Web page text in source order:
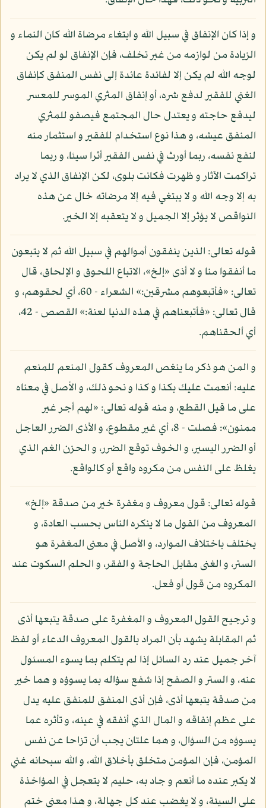
و إذا كان الإنفاق في سبيل الله و ابتغاء مرضاة الله كان النماء و
الزيادة من لوازمه من غير تخلف، فإن الإنفاق لو لم يكن
لوجه الله لم يكن إلا لفائدة عائدة إلى نفس المنفق كإنفاق
الغني للفقير لدفع شره، أو إنفاق المثري الموسر للمعسر
ليدفع حاجته و يعتدل حال المجتمع فيصفو للمثري
المنفق عيشه، و هذا نوع استخدام للفقير و استثمار منه
لنفع نفسه، ربما أورث في نفس الفقير أثرا سيئا، و ربما
تراكمت الآثار و ظهرت فكانت بلوى، لكن الإنفاق الذي لا يراد
به إلا وجه الله و لا يبتغي فيه إلا مرضاته خال عن هذه
النواقص لا يؤثر إلا الجميل و لا يتعقبه إلا الخير.
قوله تعالى: الذين ينفقون أموالهم في سبيل الله ثم لا يتبعون
ما أنفقوا منا و لا أذى «إلخ»، الاتباع اللحوق و الإلحاق، قال
تعالى: «فأتبعوهم مشرقين:» الشعراء - 60، أي لحقوهم، و
قال تعالى: «فأتبعناهم في هذه الدنيا لعنة:» القصص - 42،
أي ألحقناهم.
و المن هو ذكر ما ينغص المعروف كقول المنعم للمنعم
عليه: أنعمت عليك بكذا و كذا و نحو ذلك، و الأصل في معناه
على ما قيل القطع، و منه قوله تعالى: «لهم أجر غير
ممنون»: فصلت - 8، أي غير مقطوع، و الأذى الضرر العاجل
أو الضرر اليسير، و الخوف توقع الضرر، و الحزن الغم الذي
يغلظ على النفس من مكروه واقع أو كالواقع.
قوله تعالى: قول معروف و مغفرة خير من صدقة «إلخ»
المعروف من القول ما لا ينكره الناس بحسب العادة، و
يختلف باختلاف الموارد، و الأصل في معنى المغفرة هو
الستر، و الغنى مقابل الحاجة و الفقر، و الحلم السكوت عند
المكروه من قول أو فعل.
و ترجيح القول المعروف و المغفرة على صدقة يتبعها أذى
ثم المقابلة يشهد بأن المراد بالقول المعروف الدعاء أو لفظ
آخر جميل عند رد السائل إذا لم يتكلم بما يسوء المسئول
عنه، و الستر و الصفح إذا شفع سؤاله بما يسوؤه و هما خير
من صدقة يتبعها أذى، فإن أذى المنفق للمنفق عليه يدل
على عظم إنفاقه و المال الذي أنفقه في عينه، و تأثره عما
يسوؤه من السؤال، و هما علتان يجب أن تزاحا عن نفس
المؤمن، فإن المؤمن متخلق بأخلاق الله، و الله سبحانه غني
لا يكبر عنده ما أنعم و جاد به، حليم لا يتعجل في المؤاخذة
على السيئة، و لا يغضب عند كل جهالة، و هذا معنى ختم